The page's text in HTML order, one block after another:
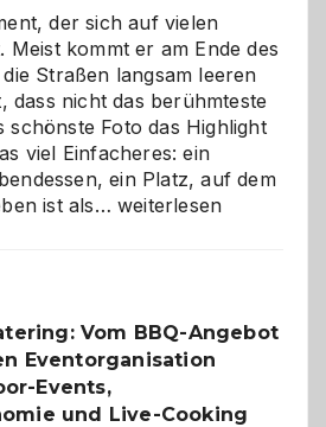
der sich auf vielen
Meist kommt er am Ende des
Straßen langsam leeren
dass nicht das berühmteste
schönste Foto das Highlight
viel Einfacheres: ein
ein Platz, auf dem
ist als… Als
Gelegenheit,
neue
zu
weiterlesen
Vom BBQ-Angebot
Eventorganisation
Events,
und Live-Cooking